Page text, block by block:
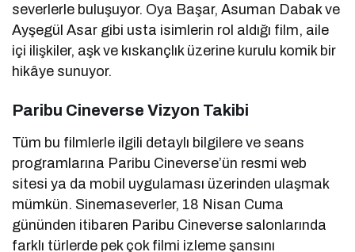
severlerle buluşuyor. Oya Başar, Asuman Dabak ve
Ayşegül Asar gibi usta isimlerin rol aldığı film, aile
içi ilişkiler, aşk ve kıskançlık üzerine kurulu komik bir
hikâye sunuyor.
Paribu Cineverse Vizyon Takibi
Tüm bu filmlerle ilgili detaylı bilgilere ve seans
programlarına Paribu Cineverse’ün resmi web
sitesi ya da mobil uygulaması üzerinden ulaşmak
mümkün. Sinemaseverler, 18 Nisan Cuma
gününden itibaren Paribu Cineverse salonlarında
farklı türlerde pek çok filmi izleme şansını